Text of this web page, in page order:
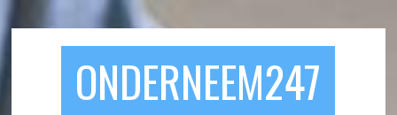
ONDERNEEM247